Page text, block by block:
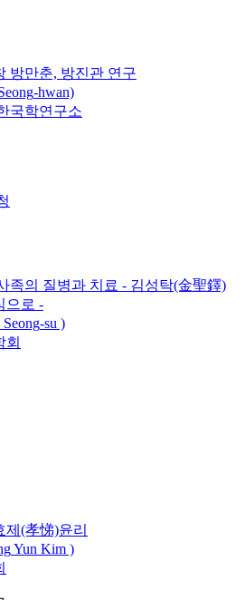
방만춘, 방진관 연구
-hwan)
국학연구소
족의 질병과 치료 - 김성탁(金聖鐸)
으로 -
Seong-su )
회
(孝悌)윤리
Yun Kim )